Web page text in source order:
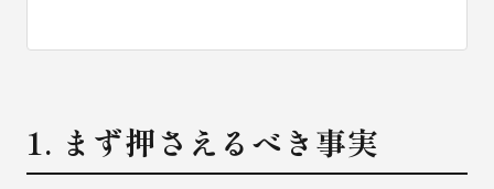
1. まず押さえるべき事実